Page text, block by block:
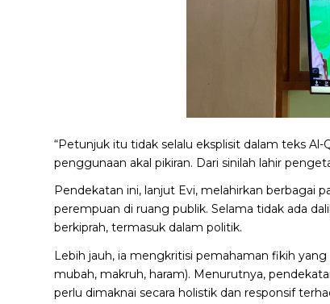
“Petunjuk itu tidak selalu eksplisit dalam teks
penggunaan akal pikiran. Dari sinilah lahir
Pendekatan ini, lanjut Evi, melahirkan berbagai
perempuan di ruang publik. Selama tidak ada
berkiprah, termasuk dalam politik.
Lebih jauh, ia mengkritisi pemahaman fikih
mubah, makruh, haram). Menurutnya,
perlu dimaknai secara holistik dan responsif